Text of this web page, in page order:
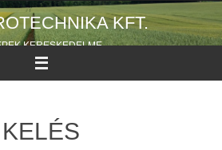
KFT.
KERESKEDELME